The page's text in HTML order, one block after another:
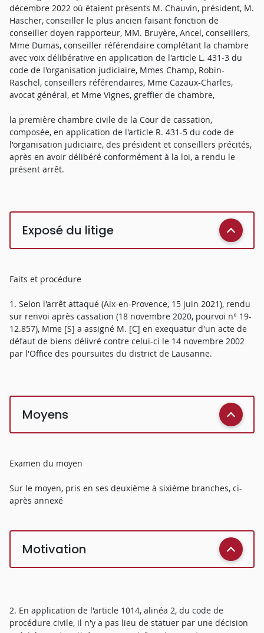
décembre 2022 où étaient présents M. Chauvin, président, M.
Hascher, conseiller le plus ancien faisant fonction de
conseiller doyen rapporteur, MM. Bruyère, Ancel, conseillers,
Mme Dumas, conseiller référendaire complétant la chambre
avec voix délibérative en application de l'article L. 431-3 du
code de l'organisation judiciaire, Mmes Champ, Robin-
Raschel, conseillers référendaires, Mme Cazaux-Charles,
avocat général, et Mme Vignes, greffier de chambre,
la première chambre civile de la Cour de cassation,
composée, en application de l'article R. 431-5 du code de
l'organisation judiciaire, des président et conseillers précités,
après en avoir délibéré conformément à la loi, a rendu le
présent arrêt.
Exposé du litige
Faits et procédure
1. Selon l'arrêt attaqué (Aix-en-Provence, 15 juin 2021), rendu
sur renvoi après cassation (18 novembre 2020, pourvoi n° 19-
12.857), Mme [S] a assigné M. [C] en exequatur d'un acte de
défaut de biens délivré contre celui-ci le 14 novembre 2002
par l'Office des poursuites du district de Lausanne.
Moyens
Examen du moyen
Sur le moyen, pris en ses deuxième à sixième branches, ci-
après annexé
Motivation
2. En application de l'article 1014, alinéa 2, du code de
procédure civile, il n'y a pas lieu de statuer par une décision